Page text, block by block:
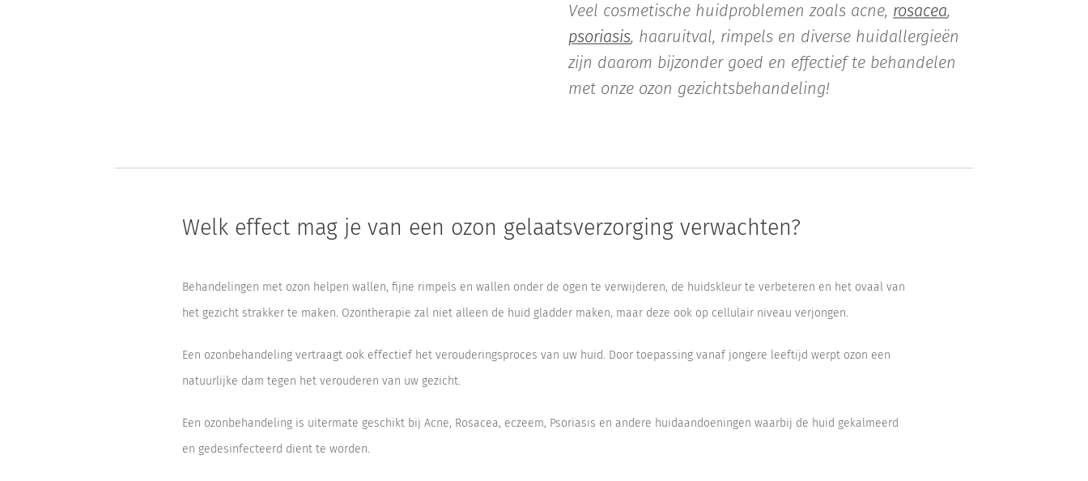
Veel cosmetische huidproblemen zoals acne, rosacea,
psoriasis, haaruitval, rimpels en diverse huidallergieën
zijn daarom bijzonder goed en effectief te behandelen
met onze ozon gezichtsbehandeling!
Welk effect mag je van een ozon gelaatsverzorging verwachten?
Behandelingen met ozon helpen wallen, fijne rimpels en wallen onder de ogen te verwijderen, de huidskleur te verbeteren en het ovaal van
het gezicht strakker te maken. Ozontherapie zal niet alleen de huid gladder maken, maar deze ook op cellulair niveau verjongen.
Een ozonbehandeling vertraagt ook effectief het verouderingsproces van uw huid. Door toepassing vanaf jongere leeftijd werpt ozon een
natuurlijke dam tegen het verouderen van uw gezicht.
Een ozonbehandeling is uitermate geschikt bij Acne, Rosacea, eczeem, Psoriasis en andere huidaandoeningen waarbij de huid gekalmeerd
en gedesinfecteerd dient te worden.